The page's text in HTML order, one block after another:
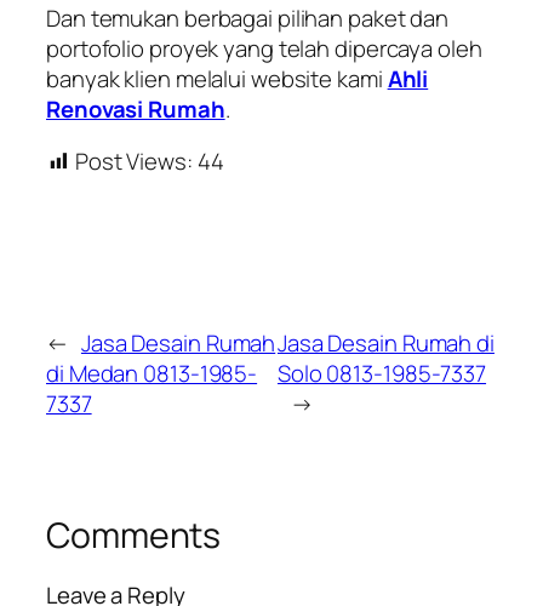
Dan temukan berbagai pilihan paket dan
portofolio proyek yang telah dipercaya oleh
banyak klien melalui website kamiAhli
Renovasi Rumah.
Post Views: 44
← Jasa Desain Rumah
di Medan 0813-1985-
7337
Jasa Desain Rumah di
Solo 0813-1985-7337
→
Comments
Leave a Reply